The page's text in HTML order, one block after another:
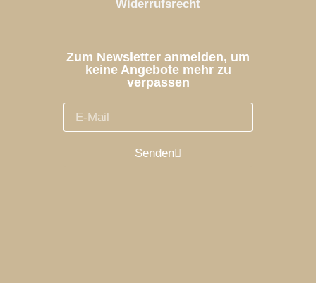
Widerrufsrecht
Zum Newsletter anmelden, um
keine Angebote mehr zu
verpassen
Senden